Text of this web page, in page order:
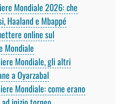
Mondiale 2026: che
Haaland e Mbappé
online sul
Mondiale
Mondiale, gli altri
a Oyarzabal
Mondiale: come erano